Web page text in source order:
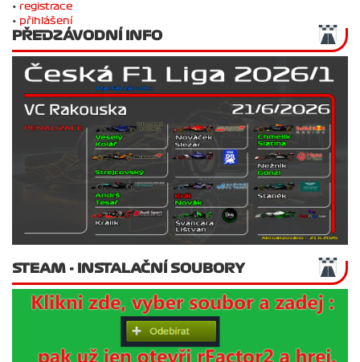
• registrace
• přihlášení
PŘEDZÁVODNÍ INFO
STEAM - INSTALAČNÍ SOUBORY